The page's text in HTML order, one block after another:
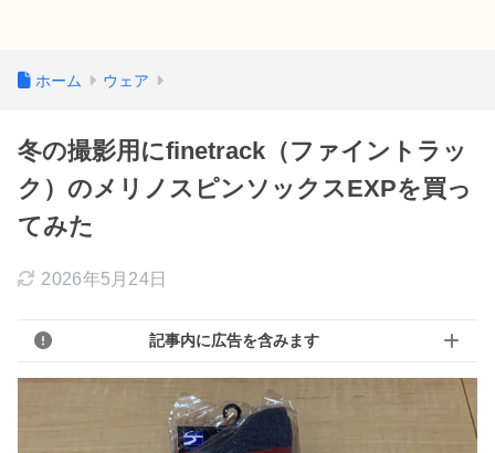
ホーム ウェア
冬の撮影用にfinetrack（ファイントラッ
ク）のメリノスピンソックスEXPを買っ
てみた
2026年5月24日
記事内に広告を含みます